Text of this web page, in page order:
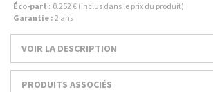
Éco-part : 0.252 € (inclus dans le prix du produit)
Garantie : 2 ans
VOIR LA DESCRIPTION
PRODUITS ASSOCIÉS